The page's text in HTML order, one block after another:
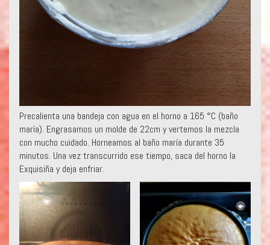
Precalienta una bandeja con agua en el horno a 165 °C (baño
maría). Engrasamos un molde de 22cm y vertemos la mezcla
con mucho cuidado. Horneamos al baño maría durante 35
minutos. Una vez transcurrido ese tiempo, saca del horno la
Exquisiña y deja enfriar.